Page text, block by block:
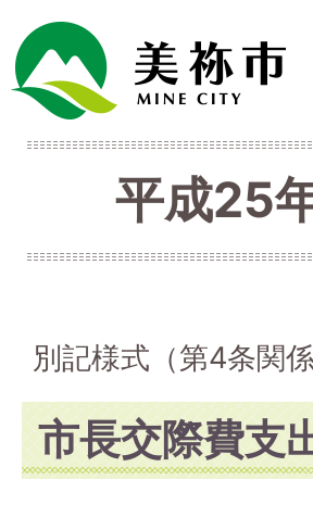
平成25
別記様式（第4条関係
市長交際費支